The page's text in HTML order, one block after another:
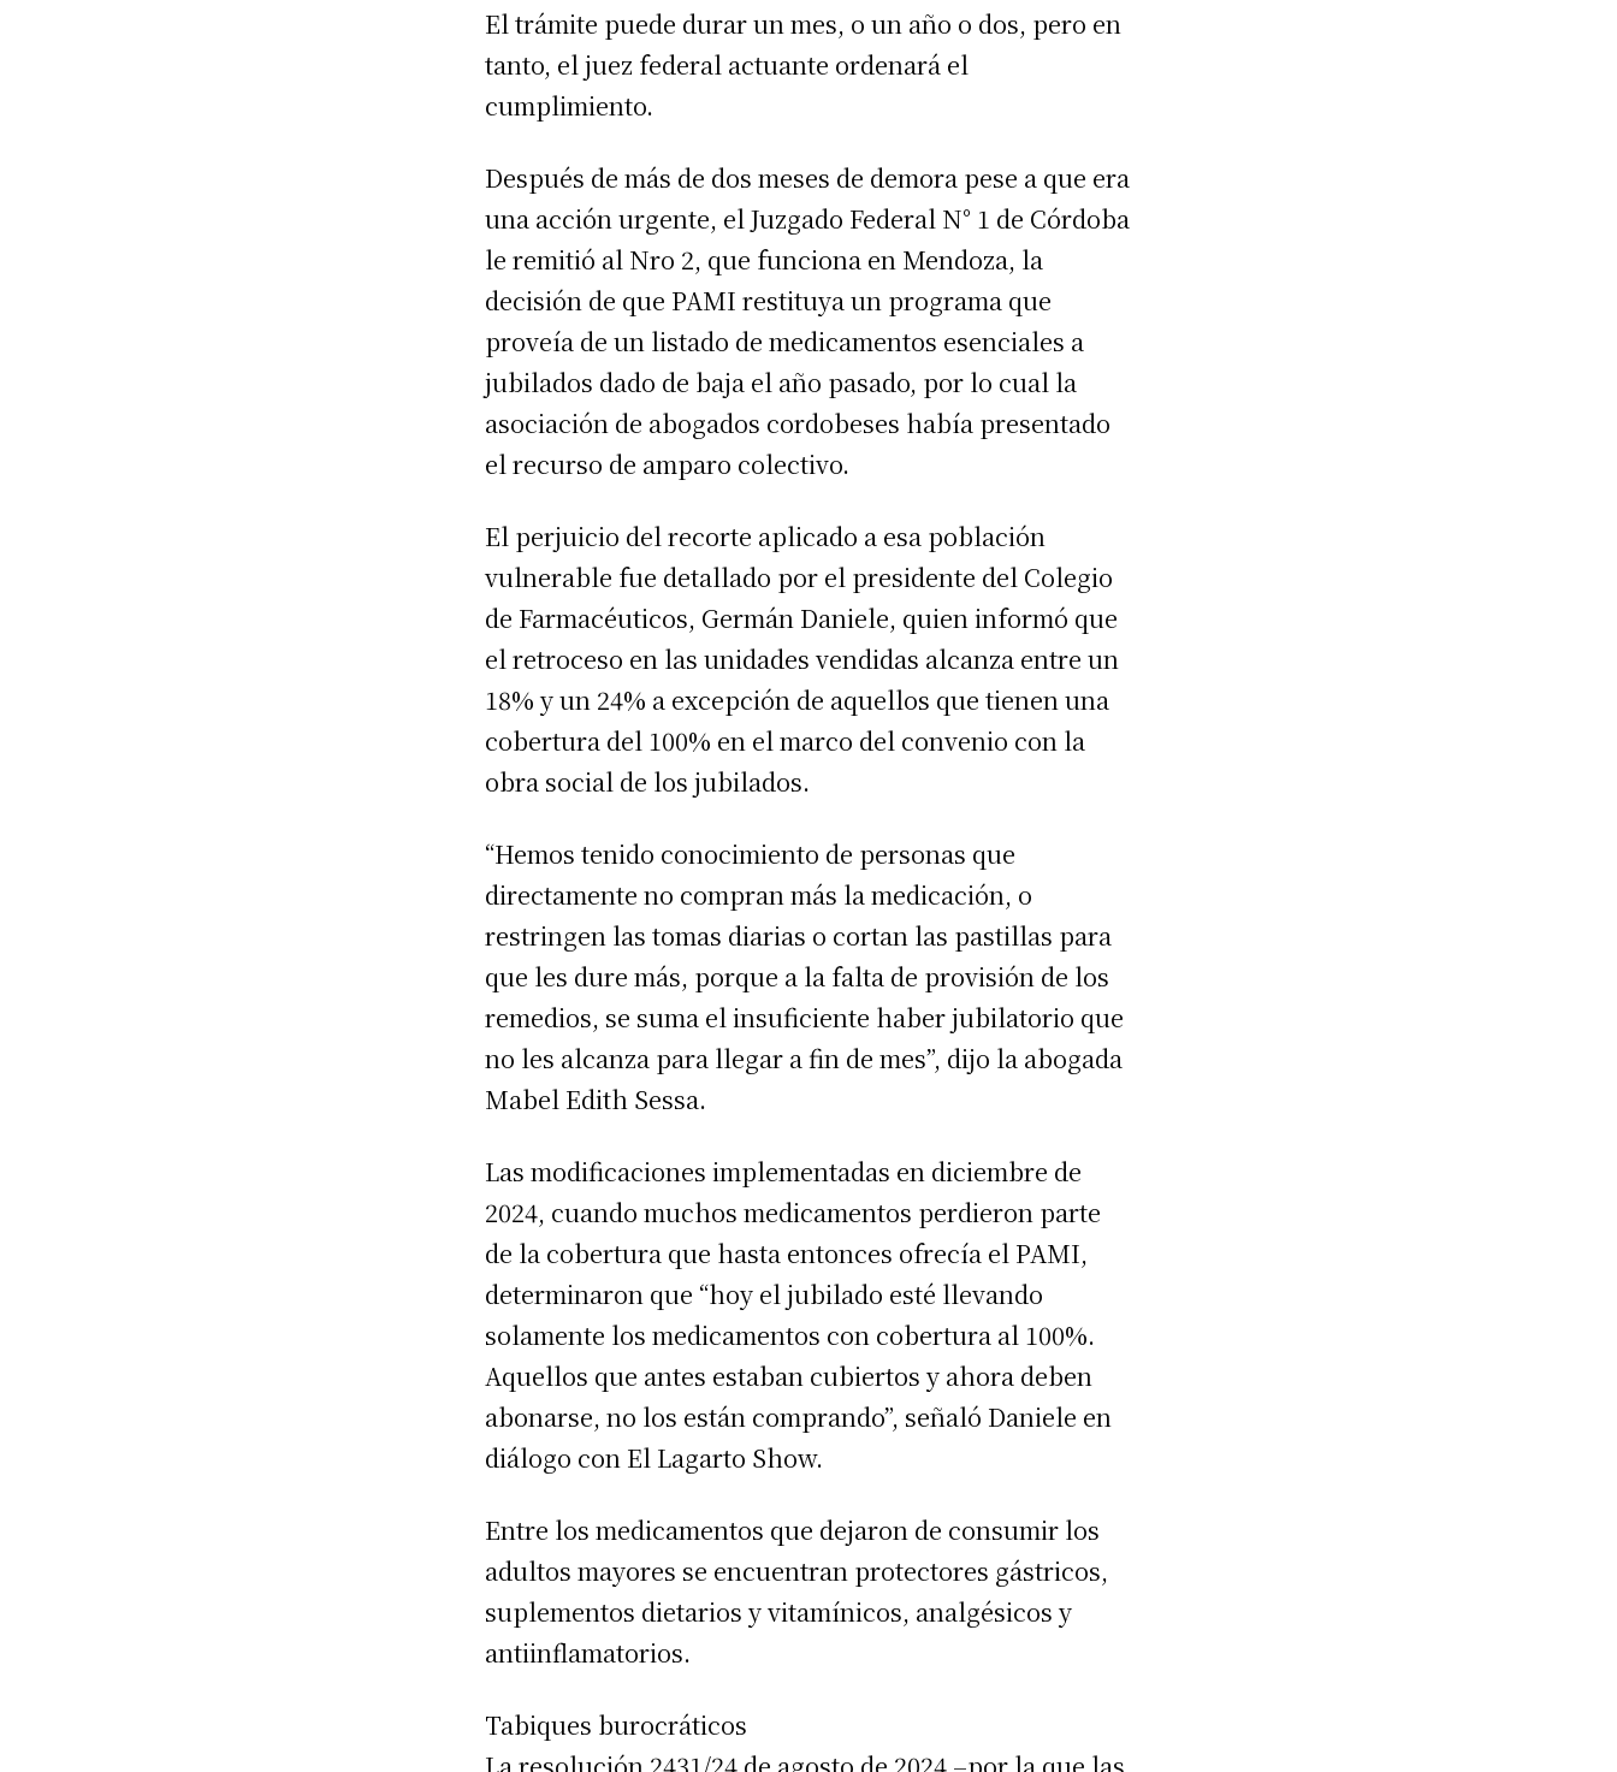
El trámite puede durar un mes, o un año o dos, pero en
tanto, el juez federal actuante ordenará el
cumplimiento.
Después de más de dos meses de demora pese a que era
una acción urgente, el Juzgado Federal N° 1 de Córdoba
le remitió al Nro 2, que funciona en Mendoza, la
decisión de que PAMI restituya un programa que
proveía de un listado de medicamentos esenciales a
jubilados dado de baja el año pasado, por lo cual la
asociación de abogados cordobeses había presentado
el recurso de amparo colectivo.
El perjuicio del recorte aplicado a esa población
vulnerable fue detallado por el presidente del Colegio
de Farmacéuticos, Germán Daniele, quien informó que
el retroceso en las unidades vendidas alcanza entre un
18% y un 24% a excepción de aquellos que tienen una
cobertura del 100% en el marco del convenio con la
obra social de los jubilados.
“Hemos tenido conocimiento de personas que
directamente no compran más la medicación, o
restringen las tomas diarias o cortan las pastillas para
que les dure más, porque a la falta de provisión de los
remedios, se suma el insuficiente haber jubilatorio que
no les alcanza para llegar a fin de mes”, dijo la abogada
Mabel Edith Sessa.
Las modificaciones implementadas en diciembre de
2024, cuando muchos medicamentos perdieron parte
de la cobertura que hasta entonces ofrecía el PAMI,
determinaron que “hoy el jubilado esté llevando
solamente los medicamentos con cobertura al 100%.
Aquellos que antes estaban cubiertos y ahora deben
abonarse, no los están comprando”, señaló Daniele en
diálogo con El Lagarto Show.
Entre los medicamentos que dejaron de consumir los
adultos mayores se encuentran protectores gástricos,
suplementos dietarios y vitamínicos, analgésicos y
antiinflamatorios.
Tabiques burocráticos